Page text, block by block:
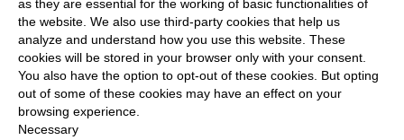
as they are essential for the working of basic functionalities of
the website. We also use third-party cookies that help us
analyze and understand how you use this website. These
cookies will be stored in your browser only with your consent.
You also have the option to opt-out of these cookies. But opting
out of some of these cookies may have an effect on your
browsing experience.
Necessary